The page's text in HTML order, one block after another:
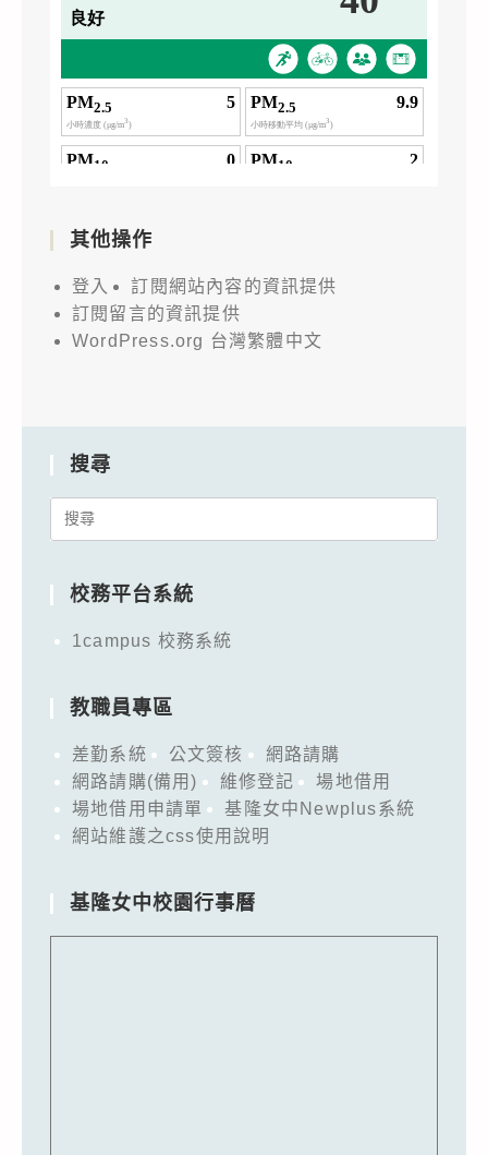
其他操作
登入
訂閱網站內容的資訊提供
訂閱留言的資訊提供
WordPress.org 台灣繁體中文
搜尋
Search
校務平台系統
1campus 校務系統
教職員專區
差勤系統 公文簽核
網路請購
網路請購(備用)
維修登記
場地借用
場地借用申請單
基隆女中Newplus系統
網站維護之css使用說明
基隆女中校園行事曆